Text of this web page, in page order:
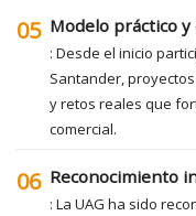
05 Modelo práctico
: Desde el inicio
Santander,
y retos reales que
comercial.
06 Reconocimiento
: La UAG ha sido